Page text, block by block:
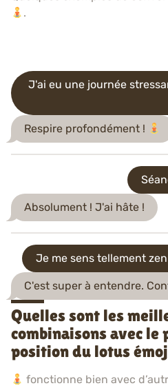
.
J'ai eu une journée
Respire profondément !
Absolument ! J'ai hâte !
Je me sens tellement
C'est super à entendre.
Quelles sont les
combinaisons avec le
position du lotus
fonctionne bien avec